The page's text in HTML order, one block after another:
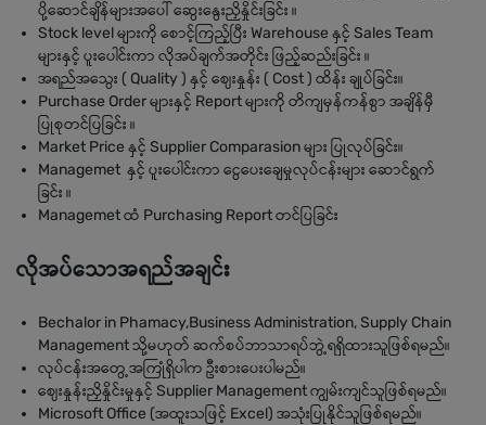
ပို့ဆောင်ချိန်များအပေါ် ဆွေးနွေးညှိနှိုင်းခြင်း ။
Stock level များကို စောင့်ကြည့်ပြီး Warehouse နှင့် Sales Team
များနှင့် ပူးပေါင်းကာ လိုအပ်ချက်အတိုင်း ဖြည့်ဆည်းခြင်း ။
အရည်အသွေး ( Quality ) နှင့် ဈေးနှုန်း ( Cost ) ထိန်း ချုပ်ခြင်း။
Purchase Order များနှင့် Report များကို တိကျမှန်ကန်စွာ အချိန်မှီ
ပြုစုတင်ပြခြင်း ။
Market Price နှင့် Supplier Comparasion များ ပြုလုပ်ခြင်း။
Managemet နှင့် ပူးပေါင်းကာ ငွေပေးချေမှုလုပ်ငန်းများ ဆောင်ရွက်
ခြင်း ။
Managemet ထံ Purchasing Report တင်ပြခြင်း
လိုအပ်သောအရည်အချင်း
Bechalor in Phamacy,Business Administration, Supply Chain
Management သို့မဟုတ် ဆက်စပ်ဘာသာရပ်ဘွဲ့ရရှိထားသူဖြစ်ရမည်။
လုပ်ငန်းအတွေ့အကြုံရှိပါက ဦးစားပေးပါမည်။
ဈေးနှုန်းညှိနှိုင်းမှုနှင့် Supplier Management ကျွမ်းကျင်သူဖြစ်ရမည်။
Microsoft Office (အထူးသဖြင့် Excel) အသုံးပြုနိုင်သူဖြစ်ရမည်။